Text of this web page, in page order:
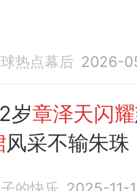
热点幕后 2026-
岁章泽天闪耀
风采不输朱珠